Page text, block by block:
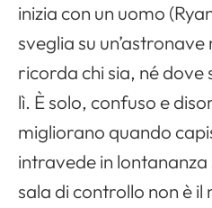
inizia con un uomo
sveglia su
ricorda chi sia, né dove
lì. È solo, confuso e
migliorano quando
intravede in lontananza
sala di controllo non è il